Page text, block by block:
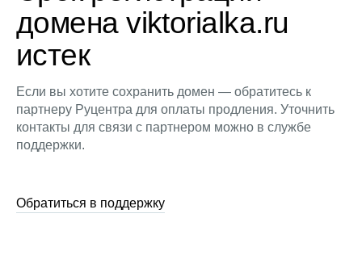
домена viktorialka.ru
истек
Если вы хотите сохранить домен — обратитесь к
партнеру Руцентра для оплаты продления. Уточнить
контакты для связи с партнером можно в службе
поддержки.
Обратиться в поддержку